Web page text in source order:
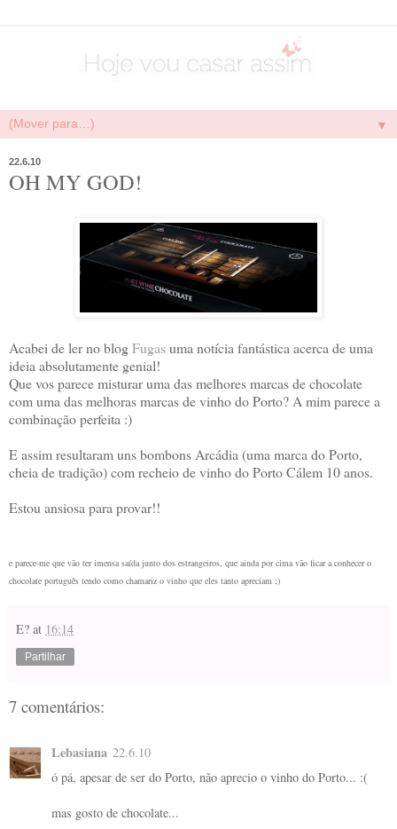
▼
22.6.10
OH MY GOD!
Acabei de ler no blogFugasuma notícia fantástica acerca de uma
ideia absolutamente genial!
Que vos parece misturar uma das melhores marcas de chocolate
com uma das melhoras marcas de vinho do Porto? A mim parece a
combinação perfeita :)
E assim resultaram uns bombons Arcádia (uma marca do Porto,
cheia de tradição) com recheio de vinho do Porto Cálem 10 anos.
Estou ansiosa para provar!!
e parece-me que vão ter imensa saída junto dos estrangeiros, que ainda por cima vão ficar a conhecer o
chocolate português tendo como chamariz o vinho que eles tanto apreciam ;)
E? at 16:14
Partilhar
7 comentários:
Lebasiana 22.6.10
ó pá, apesar de ser do Porto, não aprecio o vinho do Porto... :(
mas gosto de chocolate...